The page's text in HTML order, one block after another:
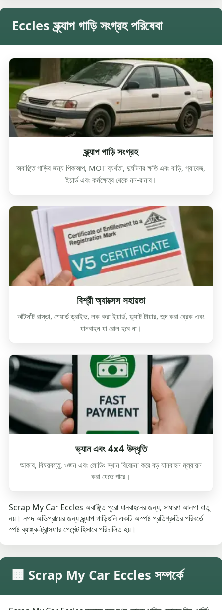
Eccles স্ক্র্যাপ গাড়ি সংগ্রহ পরিষেবা
স্ক্র্যাপ গাড়ি সংগ্রহ
অবাঞ্ছিত গাড়ির জন্য পিকআপ, MOT ব্যর্থতা, দুর্ঘটনার ক্ষতি এবং বাড়ি, গ্যারেজ,
ইয়ার্ড এবং কর্মক্ষেত্র থেকে নন-রানার।
বিশ্রী অ্যাক্সেস সহায়তা
আঁটসাঁট রাস্তা, শেয়ার্ড ড্রাইভ, লক করা ইয়ার্ড, ফ্ল্যাট টায়ার, জব্দ করা ব্রেক এবং
যানবাহন যা রোল হবে না।
ভ্যান এবং 4x4 উদ্ধৃতি
আকার, বিষয়বস্তু, ওজন এবং লোডিং স্থান বিবেচনা করে বড় যানবাহন মূল্যায়ন
করা যেতে পারে।
Scrap My Car Eccles অবাঞ্ছিত পুরো যানবাহনের জন্য, সাধারণ আলগা ধাতু
নয়। নগদ অভিপ্রায়ের জন্য স্ক্র্যাপ গাড়িগুলি একটি অস্পষ্ট প্রতিশ্রুতির পরিবর্তে
স্পষ্ট ব্যাঙ্ক-ট্রান্সফার পেমেন্ট হিসাবে পরিচালিত হয়।
🏢 Scrap My Car Eccles সম্পর্কে